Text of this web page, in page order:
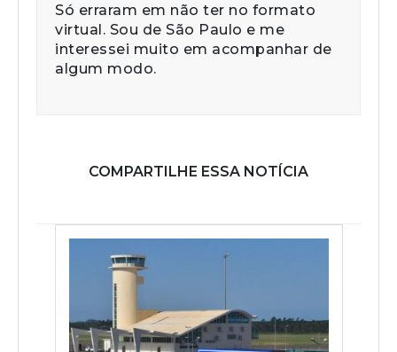
Só erraram em não ter no formato
virtual. Sou de São Paulo e me
interessei muito em acompanhar de
algum modo.
COMPARTILHE ESSA NOTÍCIA